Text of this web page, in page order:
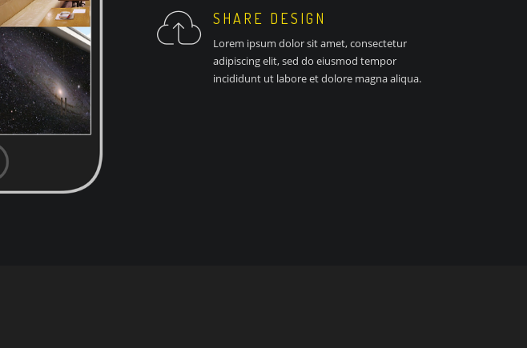
SHARE DESIGN
Lorem ipsum dolor sit amet, consectetur
adipiscing elit, sed do eiusmod tempor
incididunt ut labore et dolore magna aliqua.